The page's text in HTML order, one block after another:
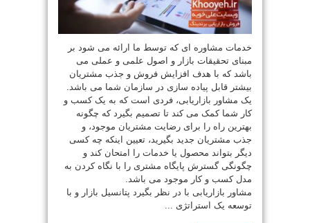
خدمات مشاوره ای که توسط ما ارائه می شود بر
مبنای تحقیقات بازار و اصول علمی و عملی می
باشد که با هدف افزایش فروش و جذب مشتریان
بیشتر قابل پیاده سازی در سازمان شما می باشد.
یک مشاور بازاریابی، فردی است که به یک کسب و
کار شما کمک می کند تا تصمیم بگیرد که چگونه
بهترین راه را برای رضایت مشتریان موجود، و
جذب مشتریان جدید بگیرید، تعیین اینکه چه کسی
دیگر بتواند محصول یا خدمات را امتحان کند و
چگونگی گسترش پایگاه مشتری را با نگاه کردن به
مدل کسب و کار موجود می باشد.
مشاور بازاریابی با در نظر بگیرد پتانسیل بازار و با
توسعه یک استراتژی ...